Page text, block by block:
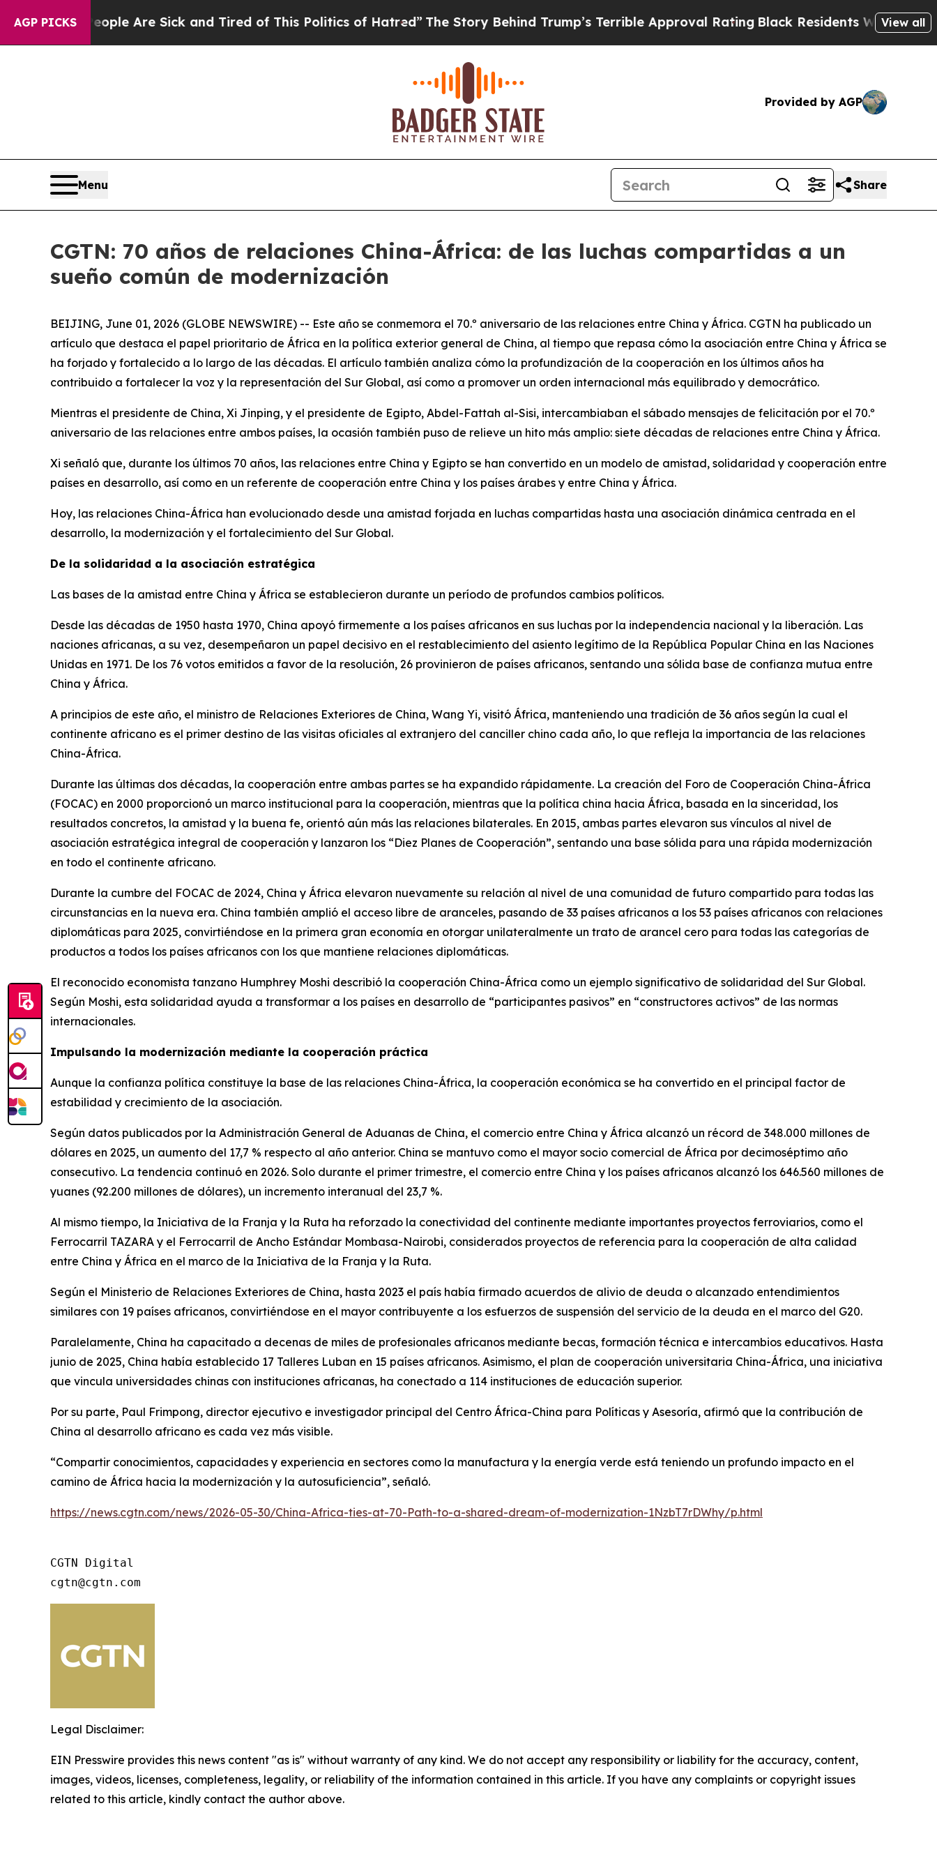
AGP PICKS
“People Are Sick and Tired of This Politics of Hatred”The Story Behind Trump’s Terrible Approval RatingBlack Residents Warned of Abusive
View all
Provided by AGP
Menu Share
CGTN: 70 años de relaciones China-África: de las luchas compartidas a un
sueño común de modernización
BEIJING, June 01, 2026 (GLOBE NEWSWIRE) -- Este año se conmemora el 70.º aniversario de las relaciones entre China y África. CGTN ha publicado un
artículo que destaca el papel prioritario de África en la política exterior general de China, al tiempo que repasa cómo la asociación entre China y África se
ha forjado y fortalecido a lo largo de las décadas. El artículo también analiza cómo la profundización de la cooperación en los últimos años ha
contribuido a fortalecer la voz y la representación del Sur Global, así como a promover un orden internacional más equilibrado y democrático.
Mientras el presidente de China, Xi Jinping, y el presidente de Egipto, Abdel-Fattah al-Sisi, intercambiaban el sábado mensajes de felicitación por el 70.º
aniversario de las relaciones entre ambos países, la ocasión también puso de relieve un hito más amplio: siete décadas de relaciones entre China y África.
Xi señaló que, durante los últimos 70 años, las relaciones entre China y Egipto se han convertido en un modelo de amistad, solidaridad y cooperación entre
países en desarrollo, así como en un referente de cooperación entre China y los países árabes y entre China y África.
Hoy, las relaciones China-África han evolucionado desde una amistad forjada en luchas compartidas hasta una asociación dinámica centrada en el
desarrollo, la modernización y el fortalecimiento del Sur Global.
De la solidaridad a la asociación estratégica
Las bases de la amistad entre China y África se establecieron durante un período de profundos cambios políticos.
Desde las décadas de 1950 hasta 1970, China apoyó firmemente a los países africanos en sus luchas por la independencia nacional y la liberación. Las
naciones africanas, a su vez, desempeñaron un papel decisivo en el restablecimiento del asiento legítimo de la República Popular China en las Naciones
Unidas en 1971. De los 76 votos emitidos a favor de la resolución, 26 provinieron de países africanos, sentando una sólida base de confianza mutua entre
China y África.
A principios de este año, el ministro de Relaciones Exteriores de China, Wang Yi, visitó África, manteniendo una tradición de 36 años según la cual el
continente africano es el primer destino de las visitas oficiales al extranjero del canciller chino cada año, lo que refleja la importancia de las relaciones
China-África.
Durante las últimas dos décadas, la cooperación entre ambas partes se ha expandido rápidamente. La creación del Foro de Cooperación China-África
(FOCAC) en 2000 proporcionó un marco institucional para la cooperación, mientras que la política china hacia África, basada en la sinceridad, los
resultados concretos, la amistad y la buena fe, orientó aún más las relaciones bilaterales. En 2015, ambas partes elevaron sus vínculos al nivel de
asociación estratégica integral de cooperación y lanzaron los “Diez Planes de Cooperación”, sentando una base sólida para una rápida modernización
en todo el continente africano.
Durante la cumbre del FOCAC de 2024, China y África elevaron nuevamente su relación al nivel de una comunidad de futuro compartido para todas las
circunstancias en la nueva era. China también amplió el acceso libre de aranceles, pasando de 33 países africanos a los 53 países africanos con relaciones
diplomáticas para 2025, convirtiéndose en la primera gran economía en otorgar unilateralmente un trato de arancel cero para todas las categorías de
productos a todos los países africanos con los que mantiene relaciones diplomáticas.
El reconocido economista tanzano Humphrey Moshi describió la cooperación China-África como un ejemplo significativo de solidaridad del Sur Global.
Según Moshi, esta solidaridad ayuda a transformar a los países en desarrollo de “participantes pasivos” en “constructores activos” de las normas
internacionales.
Impulsando la modernización mediante la cooperación práctica
Aunque la confianza política constituye la base de las relaciones China-África, la cooperación económica se ha convertido en el principal factor de
estabilidad y crecimiento de la asociación.
Según datos publicados por la Administración General de Aduanas de China, el comercio entre China y África alcanzó un récord de 348.000 millones de
dólares en 2025, un aumento del 17,7 % respecto al año anterior. China se mantuvo como el mayor socio comercial de África por decimoséptimo año
consecutivo. La tendencia continuó en 2026. Solo durante el primer trimestre, el comercio entre China y los países africanos alcanzó los 646.560 millones de
yuanes (92.200 millones de dólares), un incremento interanual del 23,7 %.
Al mismo tiempo, la Iniciativa de la Franja y la Ruta ha reforzado la conectividad del continente mediante importantes proyectos ferroviarios, como el
Ferrocarril TAZARA y el Ferrocarril de Ancho Estándar Mombasa-Nairobi, considerados proyectos de referencia para la cooperación de alta calidad
entre China y África en el marco de la Iniciativa de la Franja y la Ruta.
Según el Ministerio de Relaciones Exteriores de China, hasta 2023 el país había firmado acuerdos de alivio de deuda o alcanzado entendimientos
similares con 19 países africanos, convirtiéndose en el mayor contribuyente a los esfuerzos de suspensión del servicio de la deuda en el marco del G20.
Paralelamente, China ha capacitado a decenas de miles de profesionales africanos mediante becas, formación técnica e intercambios educativos. Hasta
junio de 2025, China había establecido 17 Talleres Luban en 15 países africanos. Asimismo, el plan de cooperación universitaria China-África, una iniciativa
que vincula universidades chinas con instituciones africanas, ha conectado a 114 instituciones de educación superior.
Por su parte, Paul Frimpong, director ejecutivo e investigador principal del Centro África-China para Políticas y Asesoría, afirmó que la contribución de
China al desarrollo africano es cada vez más visible.
“Compartir conocimientos, capacidades y experiencia en sectores como la manufactura y la energía verde está teniendo un profundo impacto en el
camino de África hacia la modernización y la autosuficiencia”, señaló.
https://news.cgtn.com/news/2026-05-30/China-Africa-ties-at-70-Path-to-a-shared-dream-of-modernization-1NzbT7rDWhy/p.html
CGTN Digital
cgtn@cgtn.com
Legal Disclaimer:
EIN Presswire provides this news content "as is" without warranty of any kind. We do not accept any responsibility or liability for the accuracy, content,
images, videos, licenses, completeness, legality, or reliability of the information contained in this article. If you have any complaints or copyright issues
related to this article, kindly contact the author above.